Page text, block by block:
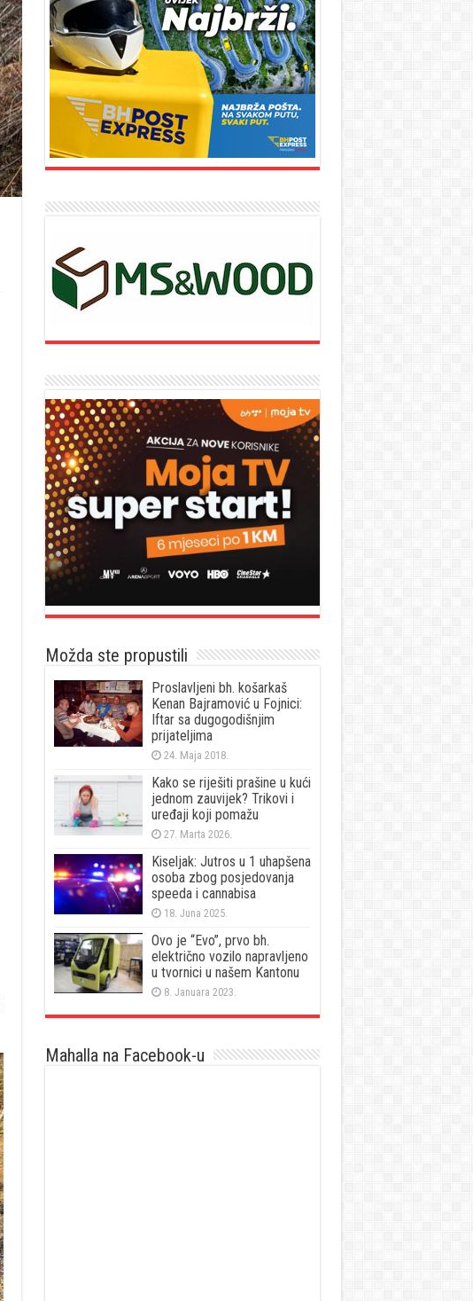
Možda ste propustili
Proslavljeni bh. košarkaš
Kenan Bajramović u Fojnici:
Iftar sa dugogodišnjim
prijateljima
24. Maja 2018.
Kako se riješiti prašine u kući
jednom zauvijek? Trikovi i
uređaji koji pomažu
27. Marta 2026.
Kiseljak: Jutros u 1 uhapšena
osoba zbog posjedovanja
speeda i cannabisa
18. Juna 2025.
Ovo je “Evo”, prvo bh.
električno vozilo napravljeno
u tvornici u našem Kantonu
8. Januara 2023.
Mahalla na Facebook-u